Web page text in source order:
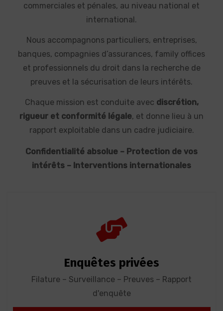
commerciales et pénales, au niveau national et
international.
Nous accompagnons particuliers, entreprises,
banques, compagnies d’assurances, family offices
et professionnels du droit dans la recherche de
preuves et la sécurisation de leurs intérêts.
Chaque mission est conduite avec discrétion,
rigueur et conformité légale, et donne lieu à un
rapport exploitable dans un cadre judiciaire.
Confidentialité absolue – Protection de vos
intérêts – Interventions internationales
Enquêtes privées
Filature – Surveillance – Preuves – Rapport
d'enquête